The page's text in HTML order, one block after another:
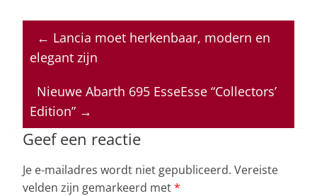
at
s
A
p
p
c
e
b
o
o
k
k
e
n
re
a
s
ai
l
← Lancia moet herkenbaar, modern en
elegant zijn
Nieuwe Abarth 695 EsseEsse “Collectors’
Edition” →
Geef een reactie
Je e-mailadres wordt niet gepubliceerd. Vereiste
velden zijn gemarkeerd met*